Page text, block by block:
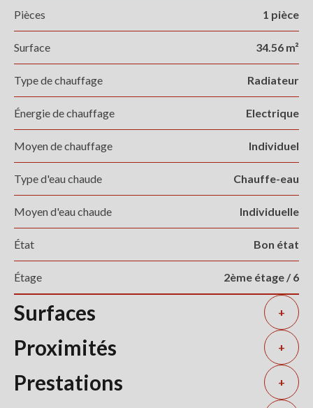
Pièces 1 pièce
Surface 34.56 m²
Type de chauffage Radiateur
Énergie de chauffage Electrique
Moyen de chauffage Individuel
Type d'eau chaude Chauffe-eau
Moyen d'eau chaude Individuelle
État Bon état
Étage 2ème étage / 6
Surfaces +
Proximités +
Prestations +